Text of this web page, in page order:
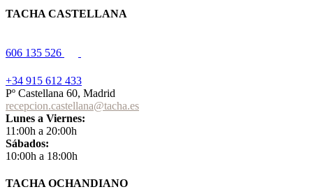
TACHA CASTELLANA
606 135 526
+34 915 612 433
Pº Castellana 60, Madrid
recepcion.castellana@tacha.es
Lunes a Viernes:
11:00h a 20:00h
Sábados:
10:00h a 18:00h
TACHA OCHANDIANO